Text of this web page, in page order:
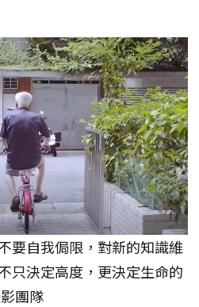
要自我侷限，對新的知識維
只決定高度，更決定生命的
團隊